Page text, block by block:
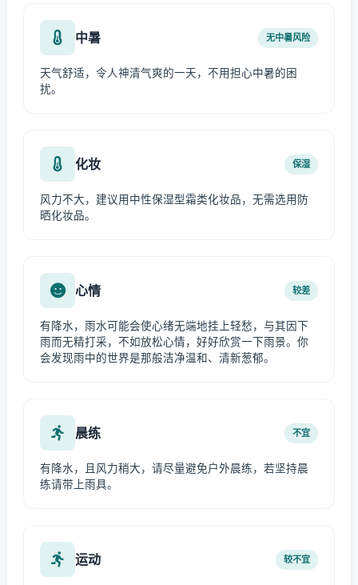
中暑 无中暑风险
天气舒适，令人神清气爽的一天，不用担心中暑的困
扰。
化妆 保湿
风力不大，建议用中性保湿型霜类化妆品，无需选用防
晒化妆品。
心情 较差
有降水，雨水可能会使心绪无端地挂上轻愁，与其因下
雨而无精打采，不如放松心情，好好欣赏一下雨景。你
会发现雨中的世界是那般洁净温和、清新葱郁。
晨练 不宜
有降水，且风力稍大，请尽量避免户外晨练，若坚持晨
练请带上雨具。
运动 较不宜